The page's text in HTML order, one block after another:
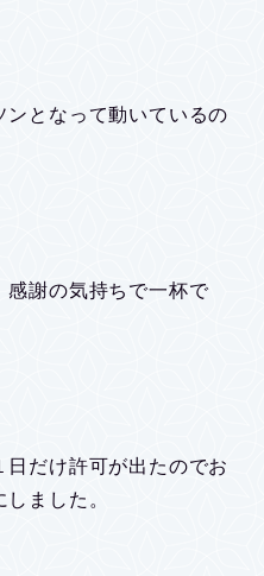
となって動いているの
感謝の気持ちで一杯で
だけ許可が出たのでお
ました。